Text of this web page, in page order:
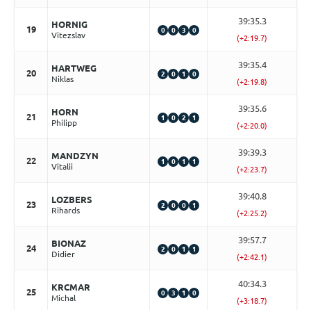
19 HORNIG
Vitezslav 0 0 3 0
39:35.3
(+2:19.7)
20 HARTWEG
Niklas 2 0 1 0
39:35.4
(+2:19.8)
21 HORN
Philipp 1 0 2 1
39:35.6
(+2:20.0)
22 MANDZYN
Vitalii 1 0 1 1
39:39.3
(+2:23.7)
23 LOZBERS
Rihards 2 0 0 1
39:40.8
(+2:25.2)
24 BIONAZ
Didier 2 0 1 1
39:57.7
(+2:42.1)
25 KRCMAR
Michal 0 3 1 0
40:34.3
(+3:18.7)